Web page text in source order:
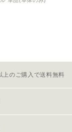
のご購入で送料無料